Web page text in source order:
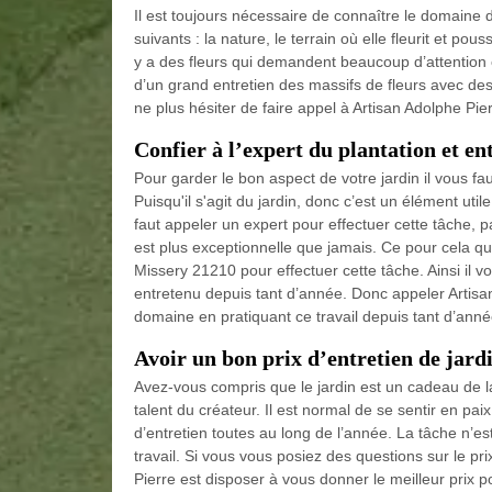
Il est toujours nécessaire de connaître le domaine
suivants : la nature, le terrain où elle fleurit et
y a des fleurs qui demandent beaucoup
d’un grand entretien des massifs de fleurs avec
ne plus hésiter de faire appel à Artisan Adolphe
Confier à l’expert du plantation et
Pour garder le bon aspect de votre jardin il vous
Puisqu'il s'agit du jardin, donc c’est un élément
faut appeler un expert pour effectuer cette tâche,
est plus exceptionnelle que jamais. Ce pour cela
Missery 21210 pour effectuer cette tâche. Ainsi il
entretenu depuis tant d’année. Donc appeler
domaine en pratiquant ce travail depuis tant
Avoir un bon prix d’entretien de
Avez-vous compris que le jardin est un cadeau de
talent du créateur. Il est normal de se sentir en
d’entretien toutes au long de l’année. La tâche
travail. Si vous vous posiez des questions sur le
Pierre est disposer à vous donner le meilleur prix